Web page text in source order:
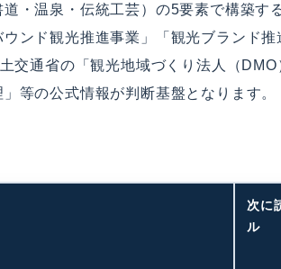
・温泉・伝統工芸）の5要素で構築す
ンド観光推進事業」「観光ブランド推
交通省の「観光地域づくり法人（DMO
等の公式情報が判断基盤となります。
次に
ル